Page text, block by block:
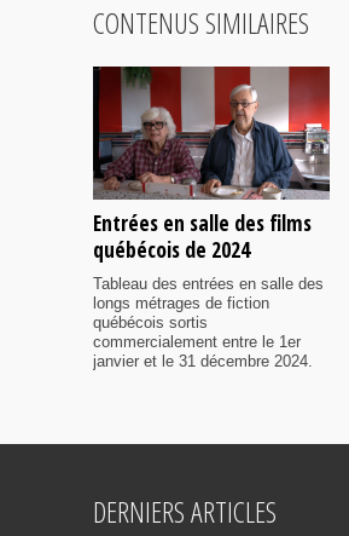
CONTENUS SIMILAIRES
Entrées en salle des films
québécois de 2024
Tableau des entrées en salle des
longs métrages de fiction
québécois sortis
commercialement entre le 1er
janvier et le 31 décembre 2024.
DERNIERS ARTICLES